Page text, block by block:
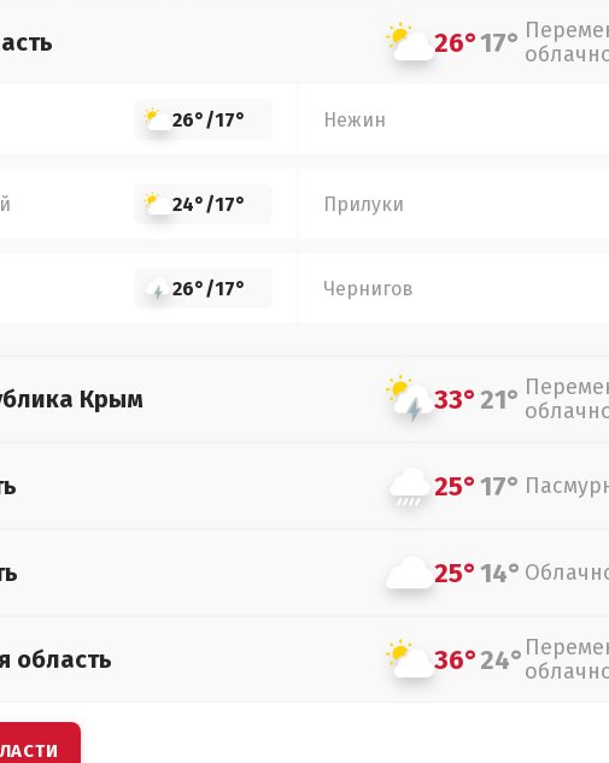
26°17°
26°/17° Нежин
24°/17° Прилуки
26°/17° Чернигов
Крым 33°21°
25°17°
25°14°
область 36°24°